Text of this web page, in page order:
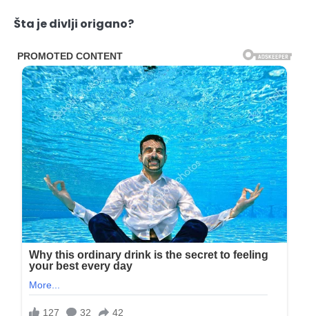
Šta je divlji origano?